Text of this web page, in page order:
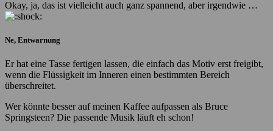
Okay, ja, das ist vielleicht auch ganz spannend, aber irgendwie …
Ne, Entwarnung
Er hat eine Tasse fertigen lassen, die einfach das Motiv erst freigibt,
wenn die Flüssigkeit im Inneren einen bestimmten Bereich
überschreitet.
Wer könnte besser auf meinen Kaffee aufpassen als Bruce
Springsteen? Die passende Musik läuft eh schon!